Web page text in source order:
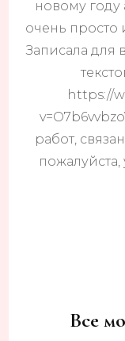
новому
очень просто
Записала для
https://
работ,
пожалуйста,
Все